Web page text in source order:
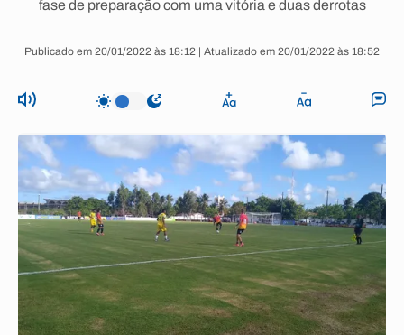
fase de preparação com uma vitória e duas derrotas
Publicado em 20/01/2022 às 18:12 | Atualizado em 20/01/2022 às 18:52